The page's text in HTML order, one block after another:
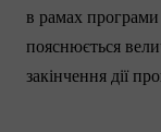
в рамах
пояснюється
закінчення дії